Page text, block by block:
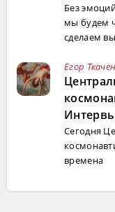
Без
мы будем
сделаем
Егор
Сегодня
времена